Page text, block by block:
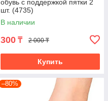
обувь с поддержкой пятки 2
шт. (4735)
В наличии
300 ₸ 2 000 ₸
Купить
–80%